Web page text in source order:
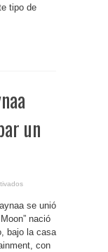
tipo de
un
Guaynaa
logra
su
sueño
de
grabar
se unió
nació
bajo la casa
con